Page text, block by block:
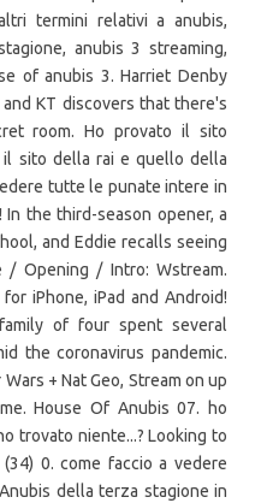
termini relativi a anubis,
anubis 3 streaming,
of anubis 3. Harriet Denby
KT discovers that there's
room. Ho provato il sito
sito della rai e quello della
tutte le punate intere in
In the third-season opener, a
and Eddie recalls seeing
/ Opening / Intro: Wstream.
iPhone, iPad and Android!
of four spent several
the coronavirus pandemic.
+ Nat Geo, Stream on up
House Of Anubis 07. ho
trovato niente...? Looking to
0. come faccio a vedere
della terza stagione in